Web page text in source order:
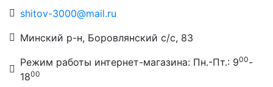
shitov-3000@mail.ru
Минский р-н, Боровлянский с/с, 83
Режим работы интернет-магазина: Пн.-Пт.: 900-
1800